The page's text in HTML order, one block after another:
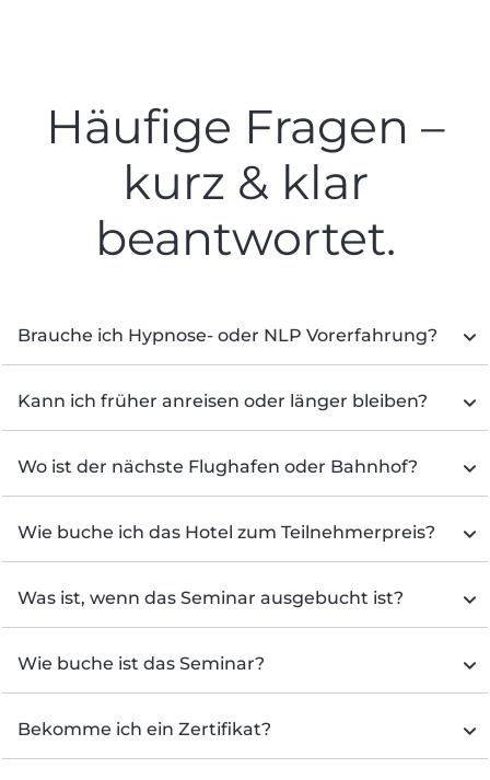
Häufige Fragen –
kurz & klar
beantwortet.
Brauche ich Hypnose- oder NLP Vorerfahrung?
Kann ich früher anreisen oder länger bleiben?
Wo ist der nächste Flughafen oder Bahnhof?
Wie buche ich das Hotel zum Teilnehmerpreis?
Was ist, wenn das Seminar ausgebucht ist?
Wie buche ist das Seminar?
Bekomme ich ein Zertifikat?